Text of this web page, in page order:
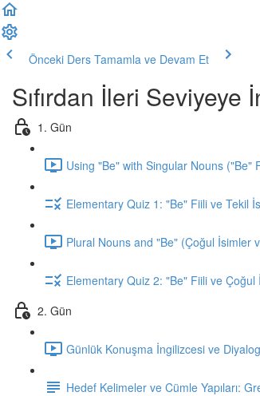
Önceki Ders Tamamla ve Devam Et
Sıfırdan İleri
1. Gün
Using "Be" with Singular Nouns ("Be"
Elementary Quiz 1: "Be" Fiili ve Tekil
Plural Nouns and "Be" (Çoğul İsimler
Elementary Quiz 2: "Be" Fiili ve Çoğul
2. Gün
Günlük Konuşma İngilizcesi ve
Hedef Kelimeler ve Cümle Yapıları: